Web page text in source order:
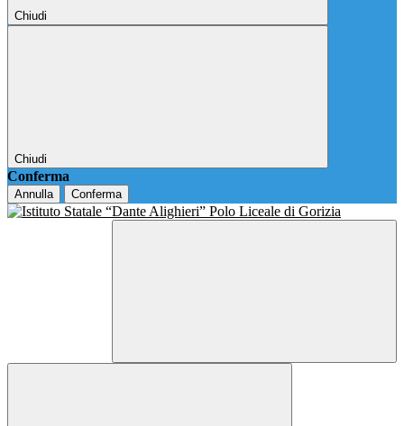
Chiudi
Chiudi
Conferma
Annulla Conferma